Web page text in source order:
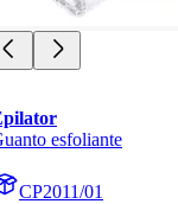
esfoliante
CP2011/01